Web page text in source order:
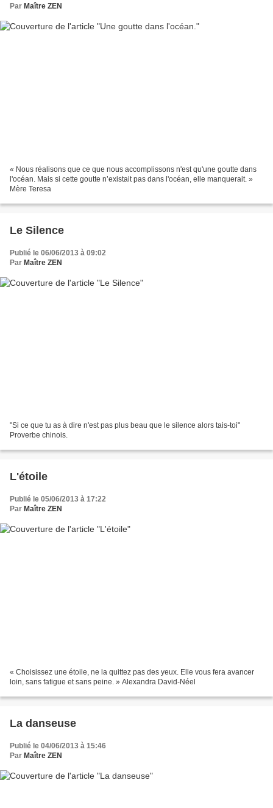
Par Maître ZEN
« Nous réalisons que ce que nous accomplissons n'est qu'une goutte dans
l'océan. Mais si cette goutte n’existait pas dans l'océan, elle manquerait. »
Mère Teresa
Le Silence
Publié le 06/06/2013 à 09:02
Par Maître ZEN
"Si ce que tu as à dire n'est pas plus beau que le silence alors tais-toi"
Proverbe chinois.
L'étoile
Publié le 05/06/2013 à 17:22
Par Maître ZEN
« Choisissez une étoile, ne la quittez pas des yeux. Elle vous fera avancer
loin, sans fatigue et sans peine. » Alexandra David-Néel
La danseuse
Publié le 04/06/2013 à 15:46
Par Maître ZEN